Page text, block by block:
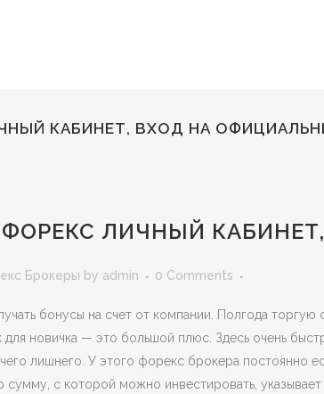
КАБИНЕТ, ВХОД НА
ЛИЧНЫЙ
Брокеры by admin 0 Comments
бонусы на счет от компании. Полгода
для новичка — это большой плюс. Здесь очень
лишнего. У этого форекс брокера постоянно
с которой можно инвестировать,